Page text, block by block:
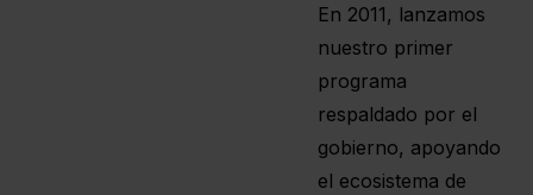
En 2011, lanzamos
nuestro primer
programa
respaldado por el
gobierno, apoyando
el ecosistema de